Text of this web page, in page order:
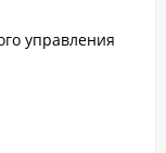
управления